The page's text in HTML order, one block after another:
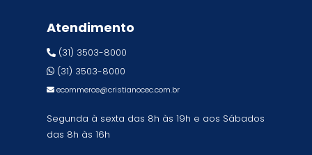
Atendimento
(31) 3503-8000
(31) 3503-8000
ecommerce@cristianocec.com.br
Segunda à sexta das 8h às 19h e aos Sábados
das 8h às 16h